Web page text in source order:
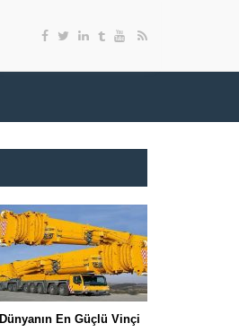
Dünyanın En Güçlü Vinçi